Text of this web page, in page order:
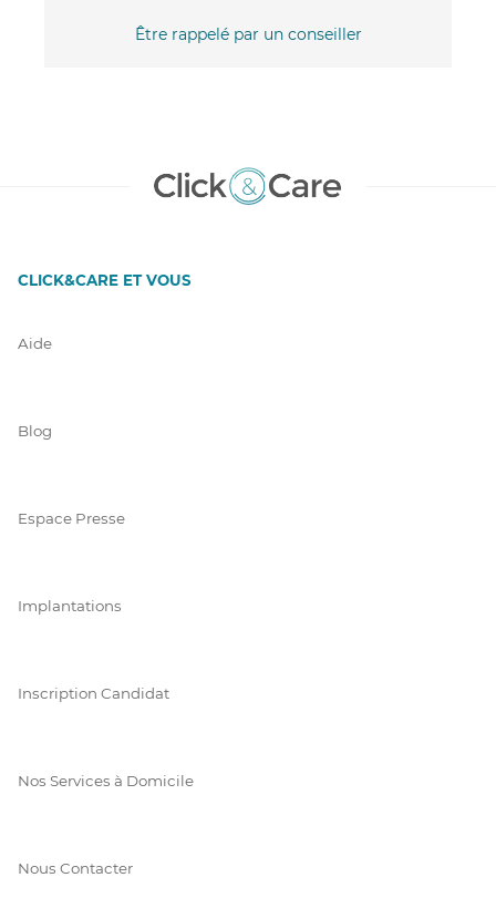
Être rappelé par un conseiller
CLICK&CARE ET VOUS
Aide
Blog
Espace Presse
Implantations
Inscription Candidat
Nos Services à Domicile
Nous Contacter